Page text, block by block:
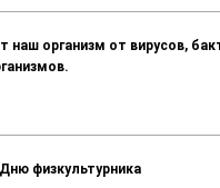
организм от вирусов,
физкультурника